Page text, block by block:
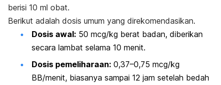
berisi 10 ml obat.
Berikut adalah dosis umum yang direkomendasikan.
Dosis awal: 50 mcg/kg berat badan, diberikan
secara lambat selama 10 menit.
Dosis pemeliharaan: 0,37–0,75 mcg/kg
BB/menit, biasanya sampai 12 jam setelah bedah